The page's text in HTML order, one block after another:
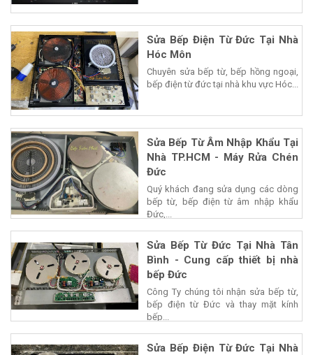
Sửa Bếp Điện Từ Đức Tại Nhà
Hóc Môn
Chuyên sửa bếp từ, bếp hồng ngoại,
bếp điện từ đức tại nhà khu vực Hóc...
Sửa Bếp Từ Âm Nhập Khẩu Tại
Nhà TP.HCM - Máy Rửa Chén
Đức
Quý khách đang sửa dụng các dòng
bếp từ, bếp điện từ âm nhập khẩu
Đức,...
Sửa Bếp Từ Đức Tại Nhà Tân
Bình - Cung cấp thiết bị nhà
bếp Đức
Công Ty chúng tôi nhận sửa bếp từ,
bếp điện từ Đức và thay mặt kính
bếp...
Sửa Bếp Điện Từ Đức Tại Nhà